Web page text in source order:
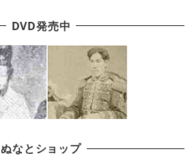
DVD発売中
ぬなとショップ